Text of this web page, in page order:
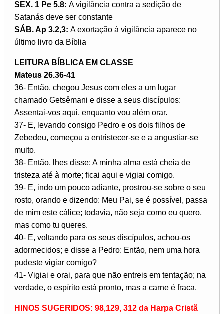
SEX. 1 Pe 5.8: A vigilância contra a sedição de
Satanás deve ser constante
SÁB. Ap 3.2,3: A exortação à vigilância aparece no
último livro da Bíblia
LEITURA BÍBLICA EM CLASSE
Mateus 26.36-41
36- Então, chegou Jesus com eles a um lugar
chamado Getsêmani e disse a seus discípulos:
Assentai-vos aqui, enquanto vou além orar.
37- E, levando consigo Pedro e os dois filhos de
Zebedeu, começou a entristecer-se e a angustiar-se
muito.
38- Então, lhes disse: A minha alma está cheia de
tristeza até à morte; ficai aqui e vigiai comigo.
39- E, indo um pouco adiante, prostrou-se sobre o seu
rosto, orando e dizendo: Meu Pai, se é possível, passa
de mim este cálice; todavia, não seja como eu quero,
mas como tu queres.
40- E, voltando para os seus discípulos, achou-os
adormecidos; e disse a Pedro: Então, nem uma hora
pudeste vigiar comigo?
41- Vigiai e orai, para que não entreis em tentação; na
verdade, o espírito está pronto, mas a carne é fraca.
HINOS SUGERIDOS: 98,129, 312 da Harpa Cristã